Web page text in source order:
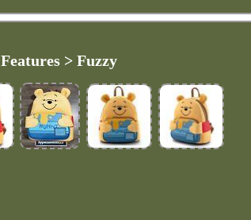
Features > Fuzzy